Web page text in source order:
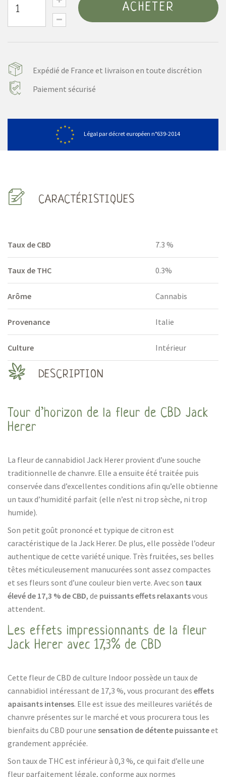
ACHETER
Expédié de France et livraison en toute discrétion
Paiement sécurisé
Légal par décret européen n°639-2014
CARACTÉRISTIQUES
Taux de CBD 7.3 %
Taux de THC 0.3%
Arôme Cannabis
Provenance Italie
Culture Intérieur
DESCRIPTION
Tour d’horizon de la fleur de CBD Jack
Herer
La fleur de cannabidiol Jack Herer provient d’une souche
traditionnelle de chanvre. Elle a ensuite été traitée puis
conservée dans d’excellentes conditions afin qu’elle obtienne
un taux d’humidité parfait (elle n’est ni trop sèche, ni trop
humide).
Son petit goût prononcé et typique de citron est
caractéristique de la Jack Herer. De plus, elle possède l’odeur
authentique de cette variété unique. Très fruitées, ses belles
têtes méticuleusement manucurées sont assez compactes
et ses fleurs sont d’une couleur bien verte. Avec son taux
élevé de 17,3 % de CBD, de puissants effets relaxantsvous
attendent.
Les effets impressionnants de la fleur
Jack Herer avec 17,3% de CBD
Cette fleur de CBD de culture Indoor possède un taux de
cannabidiol intéressant de 17,3 %, vous procurant des effets
apaisants intenses. Elle est issue des meilleures variétés de
chanvre présentes sur le marché et vous procurera tous les
bienfaits du CBD pour une sensation de détente puissanteet
grandement appréciée.
Son taux de THC est inférieur à 0,3 %, ce qui fait d’elle une
fleur parfaitement légale, conforme aux normes